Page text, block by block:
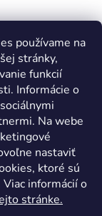
používame na
stránky,
funkcií
Informácie o
Na webe
nastaviť
ktoré sú
informácií o
stránke.